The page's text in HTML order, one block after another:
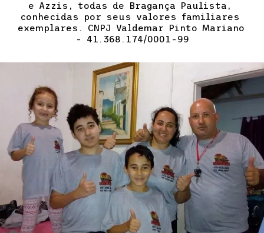
e Azzis, todas de Bragança Paulista,
conhecidas por seus valores familiares
exemplares. CNPJ Valdemar Pinto Mariano
- 41.368.174/0001-99